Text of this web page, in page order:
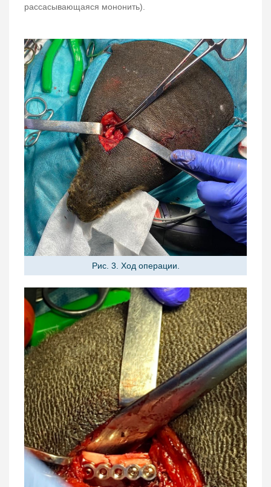
рассасывающаяся мононить).
Рис. 3. Ход операции.